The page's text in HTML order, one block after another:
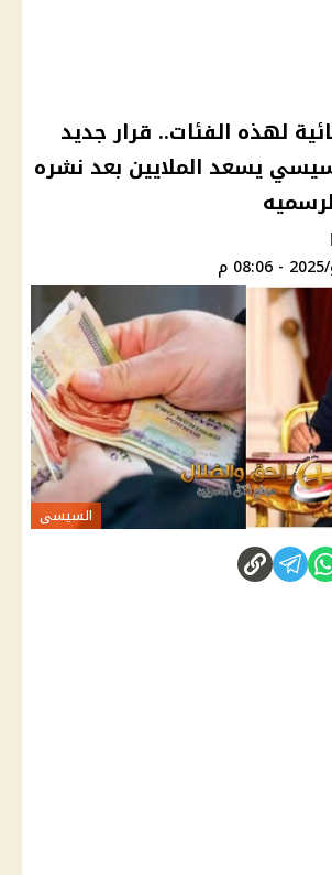
لهذه الفئات.. قرار جديد
يسعد الملايين بعد نشره
السيسى